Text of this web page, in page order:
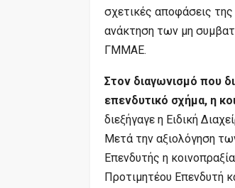
σχετικές αποφάσεις
ανάκτηση των μη
ΓΜΜΑΕ.
Στον διαγωνισμό που
επενδυτικό σχήμα, η
διεξήγαγε η Ειδική
Μετά την αξιολόγηση
Επενδυτής η
Προτιμητέου Επενδυτή